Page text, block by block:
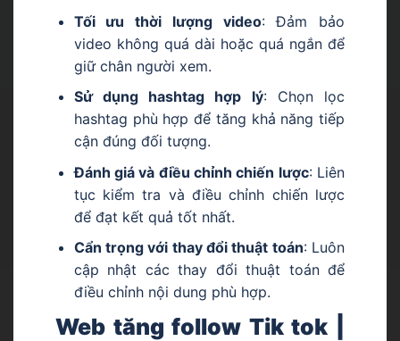
Tối ưu thời lượng video: Đảm bảo
video không quá dài hoặc quá ngắn để
giữ chân người xem.
Sử dụng hashtag hợp lý: Chọn lọc
hashtag phù hợp để tăng khả năng tiếp
cận đúng đối tượng.
Đánh giá và điều chỉnh chiến lược: Liên
tục kiểm tra và điều chỉnh chiến lược
để đạt kết quả tốt nhất.
Cẩn trọng với thay đổi thuật toán: Luôn
cập nhật các thay đổi thuật toán để
điều chỉnh nội dung phù hợp.
Web tăng follow Tik tok |